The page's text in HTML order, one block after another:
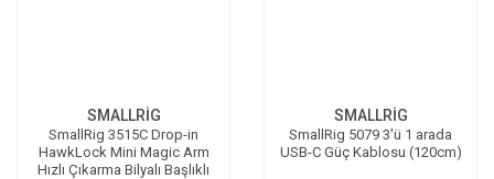
SMALLRİG
SmallRig 3515C Drop-in
HawkLock Mini Magic Arm
Hızlı Çıkarma Bilyalı Başlıklı
SMALLRİG
SmallRig 5079 3'ü 1 arada
USB-C Güç Kablosu (120cm)